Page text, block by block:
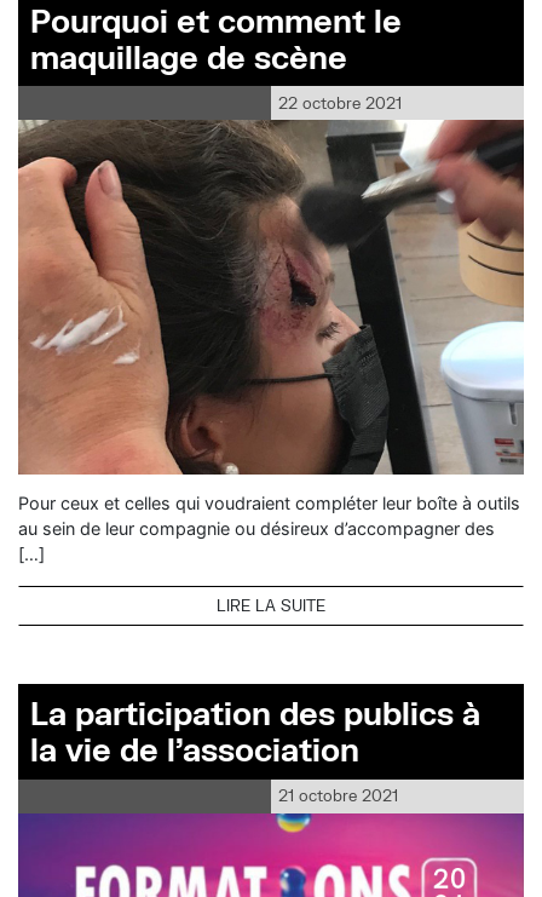
Pourquoi et comment le
maquillage de scène
22 octobre 2021
Pour ceux et celles qui voudraient compléter leur boîte à outils
au sein de leur compagnie ou désireux d’accompagner des
[…]
LIRE LA SUITE
La participation des publics à
la vie de l’association
21 octobre 2021